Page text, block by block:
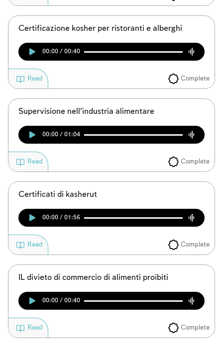
Certificazione kosher per ristoranti e alberghi
00:00 / 00:40
Complete
Read
Supervisione nell’industria alimentare
00:00 / 01:04
Complete
Read
Certificati di kasherut
00:00 / 01:56
Complete
Read
IL divieto di commercio di alimenti proibiti
00:00 / 00:40
Complete
Read